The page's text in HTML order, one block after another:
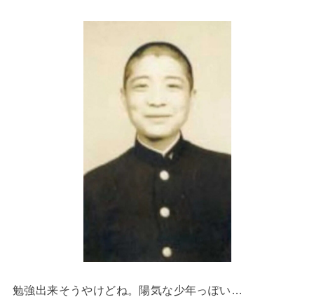
勉強出来そうやけどね。陽気な少年っぽい…